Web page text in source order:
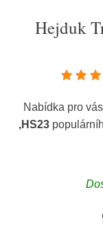
Hejduk
Nabídka pro
,HS23